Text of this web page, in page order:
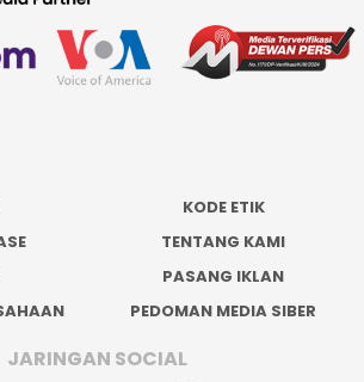
KODE ETIK
TENTANG KAMI
PASANG IKLAN
PEDOMAN MEDIA SIBER
JARINGAN SOCIAL